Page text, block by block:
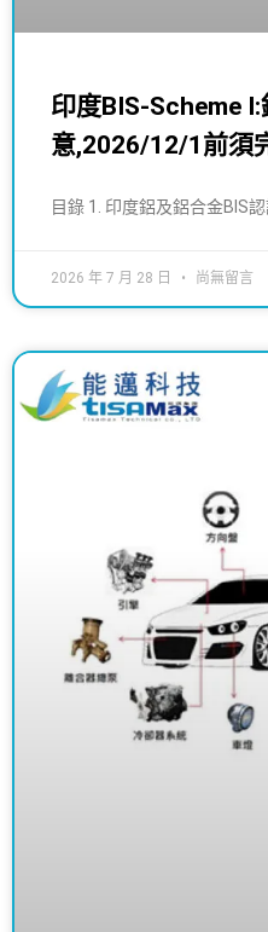
印度BIS-Scheme
意,2026/12/1前須
目錄 1. 印度鋁及鋁合金BIS
2026 年 7 月 28 日 尚無留言